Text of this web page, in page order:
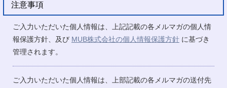
注意事項
ご入力いただいた個人情報は、上記記載の各メルマガの個人情
報保護方針、及び MUB株式会社の個人情報保護方針 に基づき
管理されます。
ご入力いただいた個人情報は、上部記載の各メルマガの送付先